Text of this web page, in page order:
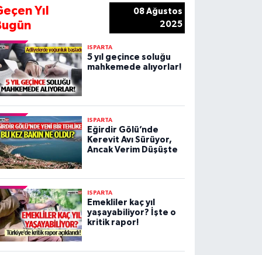
Yıl
08 Ağustos
2025
ISPARTA
5 yıl geçince soluğu
mahkemede alıyorlar!
ISPARTA
Eğirdir Gölü’nde
Kerevit Avı Sürüyor,
Ancak Verim Düşüşte
ISPARTA
Emekliler kaç yıl
yaşayabiliyor? İşte o
kritik rapor!